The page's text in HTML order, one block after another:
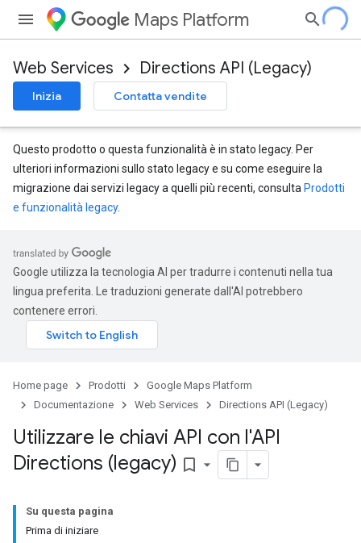
Maps Platform
Web Services Directions API (Legacy)
Inizia Contatta vendite
Questo prodotto o questa funzionalità è in stato legacy. Per
ulteriori informazioni sullo stato legacy e su come eseguire la
migrazione dai servizi legacy a quelli più recenti, consulta Prodotti
e funzionalità legacy.
Google utilizza la tecnologia AI per tradurre i contenuti nella tua
lingua preferita. Le traduzioni generate dall'AI potrebbero
contenere errori.
Home page Prodotti
Google Maps Platform
Documentazione
Web Services Directions API (Legacy)
Utilizzare le chiavi API con l'API
Directions (legacy) bookmark_border
Su questa pagina
Prima di iniziare